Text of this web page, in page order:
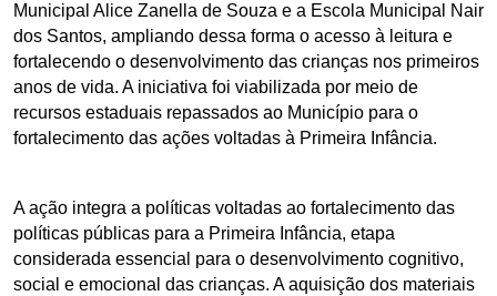
Municipal Alice Zanella de Souza e a Escola Municipal Nair
dos Santos, ampliando dessa forma o acesso à leitura e
fortalecendo o desenvolvimento das crianças nos primeiros
anos de vida. A iniciativa foi viabilizada por meio de
recursos estaduais repassados ao Município para o
fortalecimento das ações voltadas à Primeira Infância.
A ação integra a políticas voltadas ao fortalecimento das
políticas públicas para a Primeira Infância, etapa
considerada essencial para o desenvolvimento cognitivo,
social e emocional das crianças. A aquisição dos materiais